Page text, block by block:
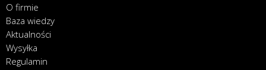
O firmie
Baza wiedzy
Aktualności
Wysyłka
Regulamin